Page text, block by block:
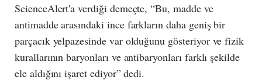
ScienceAlert'a verdiği demeçte, “Bu, madde ve
antimadde arasındaki ince farkların daha geniş bir
parçacık yelpazesinde var olduğunu gösteriyor ve fizik
kurallarının baryonları ve antibaryonları farklı şekilde
ele aldığını işaret ediyor” dedi.